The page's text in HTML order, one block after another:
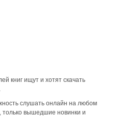
книг ищут и хотят скачать
.
слушать онлайн на любом
только вышедшие новинки и